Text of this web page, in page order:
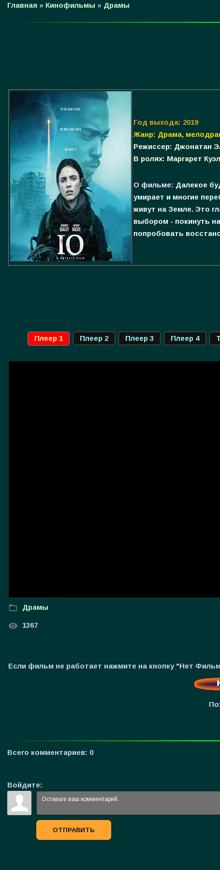
Главная » Кинофильмы » Драмы
Год выхода: 2019
Жанр: Драма,
Режиссер: Джонатан
В ролях: Маргарет
О фильме: Далекое
умирает и многие
живут на Земле. Это
выбором - покинуть
попробовать
Плеер 1 Плеер 2 Плеер 3 Плеер 4
Драмы
1367
Если фильм не работает нажмите на кнопку "Нет
Всего комментариев: 0
Войдите:
ОТПРАВИТЬ